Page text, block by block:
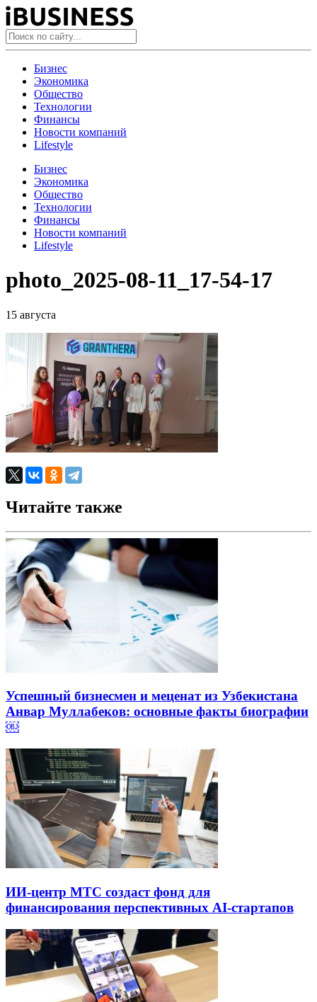
Бизнес
Экономика
Общество
Технологии
Финансы
Новости компаний
Lifestyle
Бизнес
Экономика
Общество
Технологии
Финансы
Новости компаний
Lifestyle
photo_2025-08-11_17-54-17
15 августа
Читайте также
Успешный бизнесмен и меценат из Узбекистана
Анвар Муллабеков: основные факты биографии
￼
ИИ-центр МТС создаст фонд для
финансирования перспективных AI-стартапов